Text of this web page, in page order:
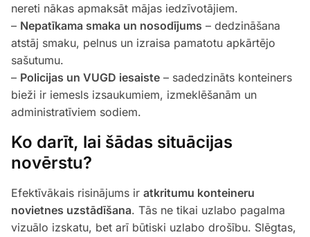
nereti nākas apmaksāt mājas iedzīvotājiem.
– Nepatīkama smaka un nosodījums – dedzināšana
atstāj smaku, pelnus un izraisa pamatotu apkārtējo
sašutumu.
– Policijas un VUGD iesaiste – sadedzināts konteiners
bieži ir iemesls izsaukumiem, izmeklēšanām un
administratīviem sodiem.
Ko darīt, lai šādas situācijas
novērstu?
Efektīvākais risinājums ir atkritumu konteineru
novietnes uzstādīšana. Tās ne tikai uzlabo pagalma
vizuālo izskatu, bet arī būtiski uzlabo drošību. Slēgtas,